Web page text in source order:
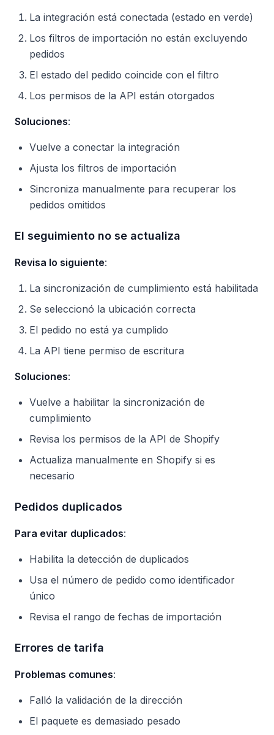
La integración está conectada (estado en verde)
Los filtros de importación no están excluyendo
pedidos
El estado del pedido coincide con el filtro
Los permisos de la API están otorgados
Soluciones:
Vuelve a conectar la integración
Ajusta los filtros de importación
Sincroniza manualmente para recuperar los
pedidos omitidos
El seguimiento no se actualiza
Revisa lo siguiente:
La sincronización de cumplimiento está habilitada
Se seleccionó la ubicación correcta
El pedido no está ya cumplido
La API tiene permiso de escritura
Soluciones:
Vuelve a habilitar la sincronización de
cumplimiento
Revisa los permisos de la API de Shopify
Actualiza manualmente en Shopify si es
necesario
Pedidos duplicados
Para evitar duplicados:
Habilita la detección de duplicados
Usa el número de pedido como identificador
único
Revisa el rango de fechas de importación
Errores de tarifa
Problemas comunes:
Falló la validación de la dirección
El paquete es demasiado pesado